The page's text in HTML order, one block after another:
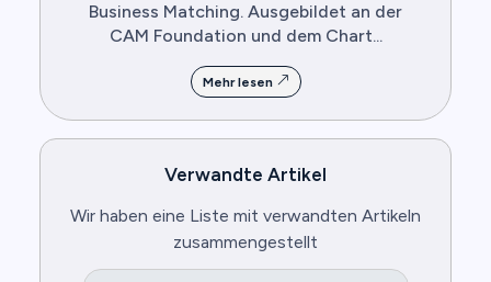
Business Matching. Ausgebildet an der
CAM Foundation und dem Chart...
Mehr lesen
Verwandte Artikel
Wir haben eine Liste mit verwandten Artikeln
zusammengestellt